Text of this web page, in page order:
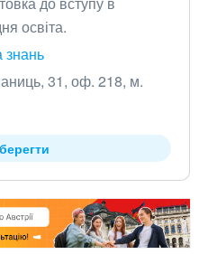
освіта.
31, оф. 218, м.